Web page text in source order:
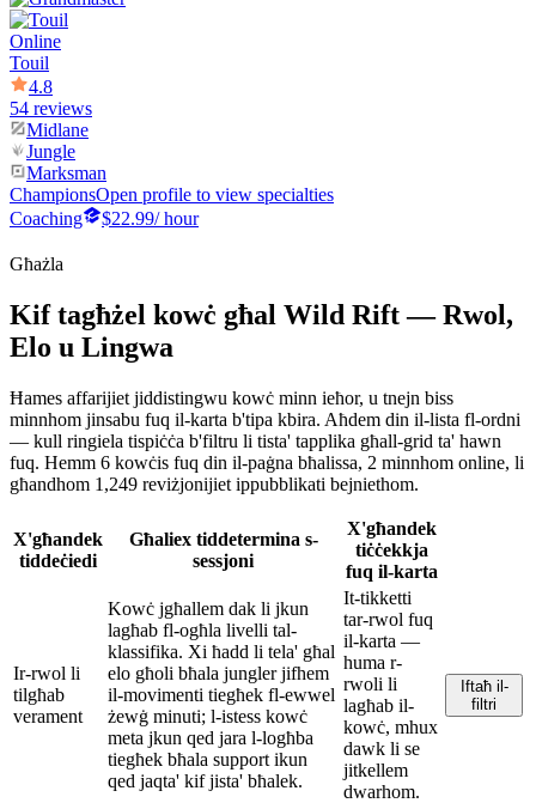
Online
Touil
4.8
54 reviews
Midlane
Jungle
Marksman
ChampionsOpen profile to view specialties
Coaching
$22.99/ hour
Għażla
Kif tagħżel kowċ għal Wild Rift — Rwol,
Elo u Lingwa
Ħames affarijiet jiddistingwu kowċ minn ieħor, u tnejn biss
minnhom jinsabu fuq il-karta b'tipa kbira. Aħdem din il-lista fl-ordni
— kull ringiela tispiċċa b'filtru li tista' tapplika għall-grid ta' hawn
fuq. Hemm 6 kowċis fuq din il-paġna bħalissa, 2 minnhom online, li
għandhom 1,249 reviżjonijiet ippubblikati bejniethom.
X'għandek
tiddeċiedi
Għaliex tiddetermina s-
sessjoni
X'għandek
tiċċekkja
fuq il-karta
Ir-rwol li
tilgħab
verament
Kowċ jgħallem dak li jkun
lagħab fl-ogħla livelli tal-
klassifika. Xi ħadd li tela' għal
elo għoli bħala jungler jifhem
il-movimenti tiegħek fl-ewwel
żewġ minuti; l-istess kowċ
meta jkun qed jara l-logħba
tiegħek bħala support ikun
qed jaqta' kif jista' bħalek.
It-tikketti
tar-rwol fuq
il-karta —
huma r-
rwoli li
lagħab il-
kowċ, mhux
dawk li se
jitkellem
dwarhom.
Iftaħ il-
filtri